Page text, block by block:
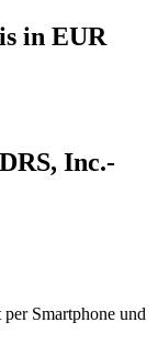
in EUR
Inc.-
Smartphone und